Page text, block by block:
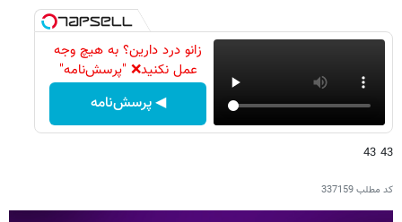
زانو درد دارین؟ به هیچ وجه
عمل نکنید❌ "پرسش‌نامه"
◀ پرسش‌نامه
43 43
کد مطلب337159